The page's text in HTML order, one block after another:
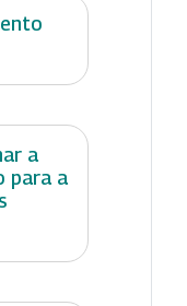
a
para a